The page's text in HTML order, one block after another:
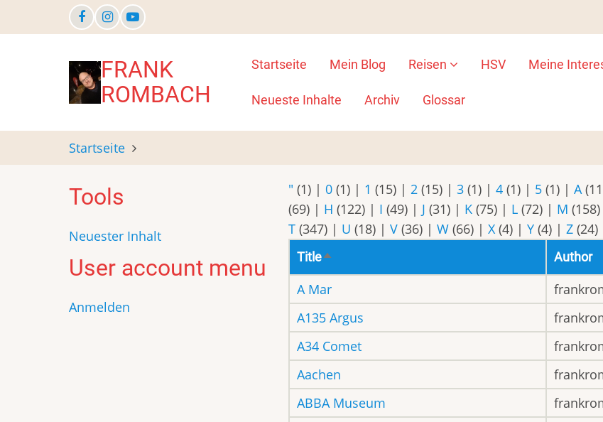
zum
FRANK
ROMBACH
Main
navigation
Startseite Mein Blog Reisen HSV Meine
Neueste Inhalte Archiv Glossar
Startseite
" (1) |0 (1) | 1 (15) |2 (15) |3 (1) |4 (1) | 5 (1) |A
(69) | H (122) | I (49) | J (31) | K (75) | L (72) | M (158)
T (347) | U (18) |V (36) |W (66) |X (4) |Y (4) |Z (24)
TitleAbsteigend
sortieren
Author
A Mar
A135 Argus
A34 Comet
Aachen
ABBA Museum
Tools
Neuester Inhalt
User account menu
Anmelden